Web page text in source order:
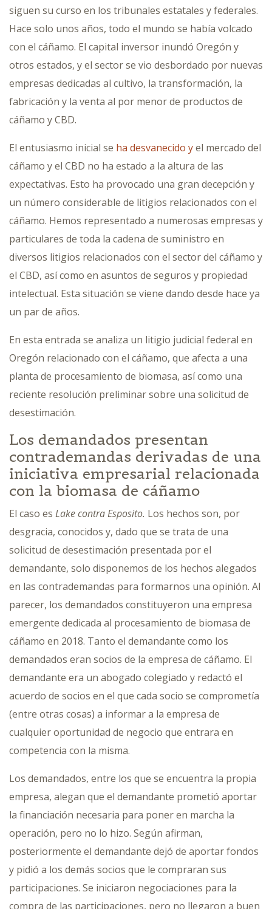
siguen su curso en los tribunales estatales y federales.
Hace solo unos años, todo el mundo se había volcado
con el cáñamo. El capital inversor inundó Oregón y
otros estados, y el sector se vio desbordado por nuevas
empresas dedicadas al cultivo, la transformación, la
fabricación y la venta al por menor de productos de
cáñamo y CBD.
El entusiasmo inicial se ha desvanecido yel mercado del
cáñamo y el CBD no ha estado a la altura de las
expectativas. Esto ha provocado una gran decepción y
un número considerable de litigios relacionados con el
cáñamo. Hemos representado a numerosas empresas y
particulares de toda la cadena de suministro en
diversos litigios relacionados con el sector del cáñamo y
el CBD, así como en asuntos de seguros y propiedad
intelectual. Esta situación se viene dando desde hace ya
un par de años.
En esta entrada se analiza un litigio judicial federal en
Oregón relacionado con el cáñamo, que afecta a una
planta de procesamiento de biomasa, así como una
reciente resolución preliminar sobre una solicitud de
desestimación.
Los demandados presentan
contrademandas derivadas de una
iniciativa empresarial relacionada
con la biomasa de cáñamo
El caso es Lake contra Esposito. Los hechos son, por
desgracia, conocidos y, dado que se trata de una
solicitud de desestimación presentada por el
demandante, solo disponemos de los hechos alegados
en las contrademandas para formarnos una opinión. Al
parecer, los demandados constituyeron una empresa
emergente dedicada al procesamiento de biomasa de
cáñamo en 2018. Tanto el demandante como los
demandados eran socios de la empresa de cáñamo. El
demandante era un abogado colegiado y redactó el
acuerdo de socios en el que cada socio se comprometía
(entre otras cosas) a informar a la empresa de
cualquier oportunidad de negocio que entrara en
competencia con la misma.
Los demandados, entre los que se encuentra la propia
empresa, alegan que el demandante prometió aportar
la financiación necesaria para poner en marcha la
operación, pero no lo hizo. Según afirman,
posteriormente el demandante dejó de aportar fondos
y pidió a los demás socios que le compraran sus
participaciones. Se iniciaron negociaciones para la
compra de las participaciones, pero no llegaron a buen